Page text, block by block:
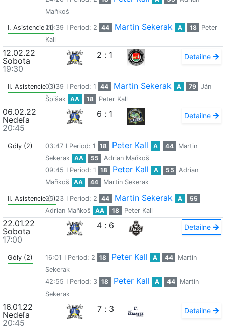
Maňkoš
I. Asistencie (1)20:39 I Period: 2 44 Martin Sekerak A 18
Peter
Kall
12.02.22
Sobota
19:30
2 : 1 Detailne
II. Asistencie (1)
03:39 I Period: 1 44 Martin Sekerak A 79
Ján
Špišak
AA 18 Peter Kall
06.02.22
Nedeľa
20:45
6 : 1 Detailne
Góly (2) 03:47 I Period: 1 18 Peter Kall A 44
Martin
Sekerak
AA 55
Adrian Maňkoš
09:45 I Period: 1 18 Peter Kall A 55
Adrian
Maňkoš
AA 44 Martin Sekerak
II. Asistencie (1)
25:23 I Period: 2 44 Martin Sekerak A
55
Adrian Maňkoš
AA 18 Peter Kall
22.01.22
Sobota
17:00
4 : 6 Detailne
Góly (2) 16:01 I Period: 2 18 Peter Kall A 44
Martin
Sekerak
42:55 I Period: 3 18 Peter Kall A 44
Martin
Sekerak
16.01.22
Nedeľa
20:45
7 : 3 Detailne